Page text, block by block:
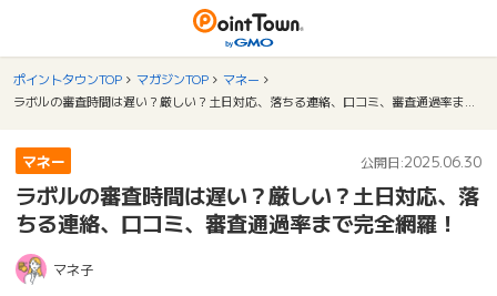
ポイントタウンTOP マガジンTOP
マネー
マネー 公開日:2025.06.30
ラボルの審査時間は遅い？厳しい？土日対応、落
ちる連絡、口コミ、審査通過率まで完全網羅！
マネ子